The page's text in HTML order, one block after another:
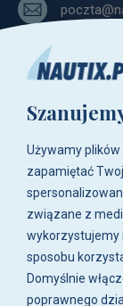
+48 783-
ul.
04-761
Biuro i
pn-pt w
O firmie
Zakupy
Używamy
zapamiętać
związane z
wykorzystujemy
sposobu
Domyślnie
poprawnego